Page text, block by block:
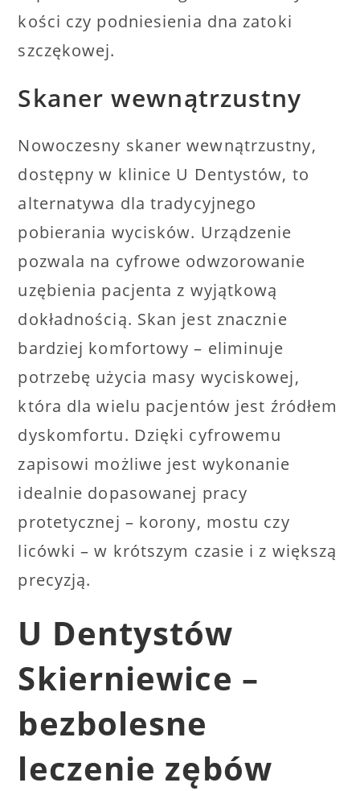
kości czy podniesienia dna zatoki
szczękowej.
Skaner wewnątrzustny
Nowoczesny skaner wewnątrzustny,
dostępny w klinice U Dentystów, to
alternatywa dla tradycyjnego
pobierania wycisków. Urządzenie
pozwala na cyfrowe odwzorowanie
uzębienia pacjenta z wyjątkową
dokładnością. Skan jest znacznie
bardziej komfortowy – eliminuje
potrzebę użycia masy wyciskowej,
która dla wielu pacjentów jest źródłem
dyskomfortu. Dzięki cyfrowemu
zapisowi możliwe jest wykonanie
idealnie dopasowanej pracy
protetycznej – korony, mostu czy
licówki – w krótszym czasie i z większą
precyzją.
U Dentystów
Skierniewice –
bezbolesne
leczenie zębów